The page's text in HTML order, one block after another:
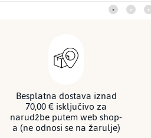
Besplatna dostava iznad
70,00 € isključivo za
narudžbe putem web shop-
a (ne odnosi se na žarulje)